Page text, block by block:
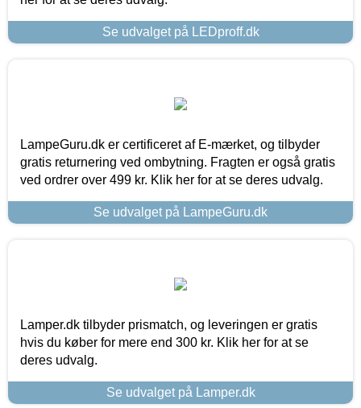
Se udvalget på LEDproff.dk
LampeGuru.dk er certificeret af E-mærket, og tilbyder
gratis returnering ved ombytning. Fragten er også gratis
ved ordrer over 499 kr. Klik her for at se deres udvalg.
Se udvalget på LampeGuru.dk
Lamper.dk tilbyder prismatch, og leveringen er gratis
hvis du køber for mere end 300 kr. Klik her for at se
deres udvalg.
Se udvalget på Lamper.dk